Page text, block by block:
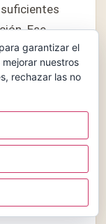
Ese
a Goddess
pero la
edición, el
acompañan.
esperar
garantizar el
nuestros
rechazar las no